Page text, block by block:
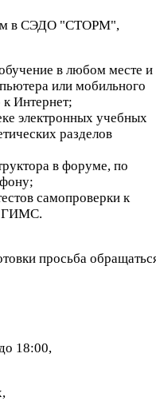
в СЭДО "СТОРМ",
в любом месте и
или мобильного
Интернет;
электронных учебных
разделов
в форуме, по
самопроверки к
ГИМС.
просьба
18:00,